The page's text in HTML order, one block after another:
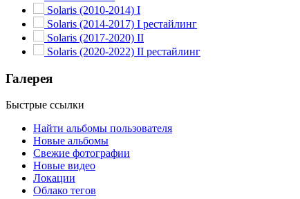
Solaris (2010-2014) I
Solaris (2014-2017) I рестайлинг
Solaris (2017-2020) II
Solaris (2020-2022) II рестайлинг
Галерея
Быстрые ссылки
Найти альбомы пользователя
Новые альбомы
Свежие фотографии
Новые видео
Локации
Облако тегов